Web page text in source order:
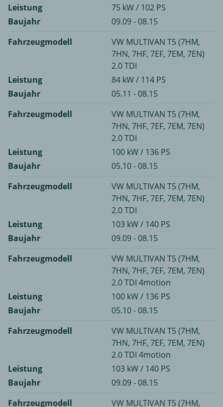
Leistung
75 kW / 102 PS
Baujahr
09.09 - 08.15
Fahrzeugmodell
VW MULTIVAN T5 (7HM,
7HN, 7HF, 7EF, 7EM, 7EN)
2.0 TDI
Leistung
84 kW / 114 PS
Baujahr
05.11 - 08.15
Fahrzeugmodell
VW MULTIVAN T5 (7HM,
7HN, 7HF, 7EF, 7EM, 7EN)
2.0 TDI
Leistung
100 kW / 136 PS
Baujahr
05.10 - 08.15
Fahrzeugmodell
VW MULTIVAN T5 (7HM,
7HN, 7HF, 7EF, 7EM, 7EN)
2.0 TDI
Leistung
103 kW / 140 PS
Baujahr
09.09 - 08.15
Fahrzeugmodell
VW MULTIVAN T5 (7HM,
7HN, 7HF, 7EF, 7EM, 7EN)
2.0 TDI 4motion
Leistung
100 kW / 136 PS
Baujahr
05.10 - 08.15
Fahrzeugmodell
VW MULTIVAN T5 (7HM,
7HN, 7HF, 7EF, 7EM, 7EN)
2.0 TDI 4motion
Leistung
103 kW / 140 PS
Baujahr
09.09 - 08.15
Fahrzeugmodell
VW MULTIVAN T5 (7HM,